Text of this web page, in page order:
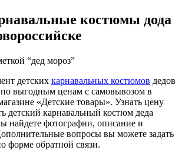
костюмы дода
“дед мороз”
детских карнавальных костюмов дедов
по выгодным ценам с самовывозом в
«Детские товары». Узнать цену
детский карнавальный костюм деда
найдете фотографии, описание и
вопросы вы можете задать
форме обратной связи.